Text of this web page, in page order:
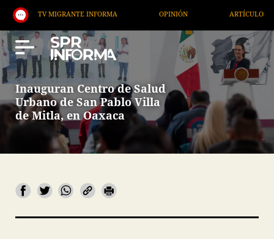
TV MIGRANTE INFORMA ARTÍCULOS
Inauguran Centro de Salud
Urbano de San Pablo Villa
de Mitla, en Oaxaca